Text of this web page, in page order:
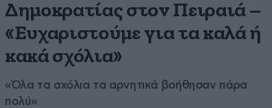
Δημοκρατίας στον Πειραιά –
«Ευχαριστούμε για τα καλά ή
κακά σχόλια»
«Όλα τα σχόλια τα αρνητικά βοήθησαν πάρα
πολύ»